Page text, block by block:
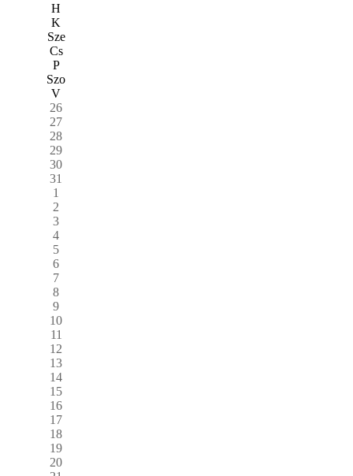
H
K
Sze
Cs
P
Szo
V
26
27
28
29
30
31
1
2
3
4
5
6
7
8
9
10
11
12
13
14
15
16
17
18
19
20